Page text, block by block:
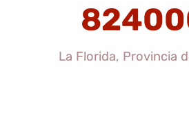
La Florida, Provincia